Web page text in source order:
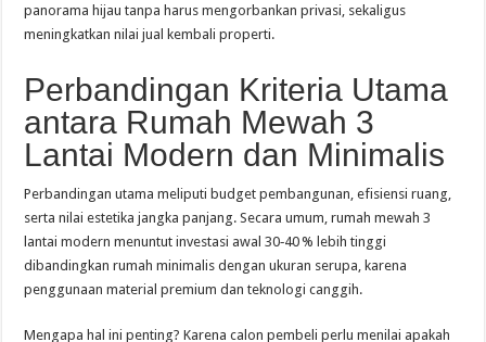
panorama hijau tanpa harus mengorbankan privasi, sekaligus
meningkatkan nilai jual kembali properti.
Perbandingan Kriteria Utama
antara Rumah Mewah 3
Lantai Modern dan Minimalis
Perbandingan utama meliputi budget pembangunan, efisiensi ruang,
serta nilai estetika jangka panjang. Secara umum, rumah mewah 3
lantai modern menuntut investasi awal 30‑40 % lebih tinggi
dibandingkan rumah minimalis dengan ukuran serupa, karena
penggunaan material premium dan teknologi canggih.
Mengapa hal ini penting? Karena calon pembeli perlu menilai apakah